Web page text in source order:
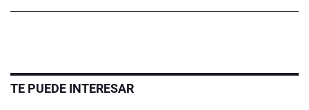
TE PUEDE INTERESAR